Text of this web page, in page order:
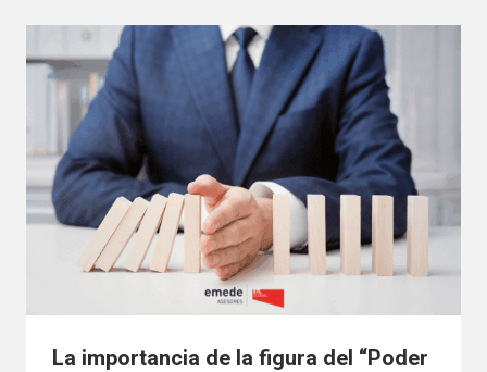
La importancia de la figura del “Poder